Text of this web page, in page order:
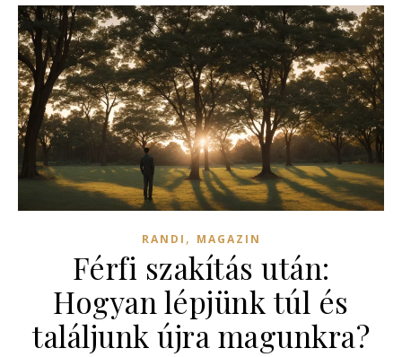
RANDI , MAGAZIN
Férfi szakítás után:
Hogyan lépjünk túl és
találjunk újra magunkra?